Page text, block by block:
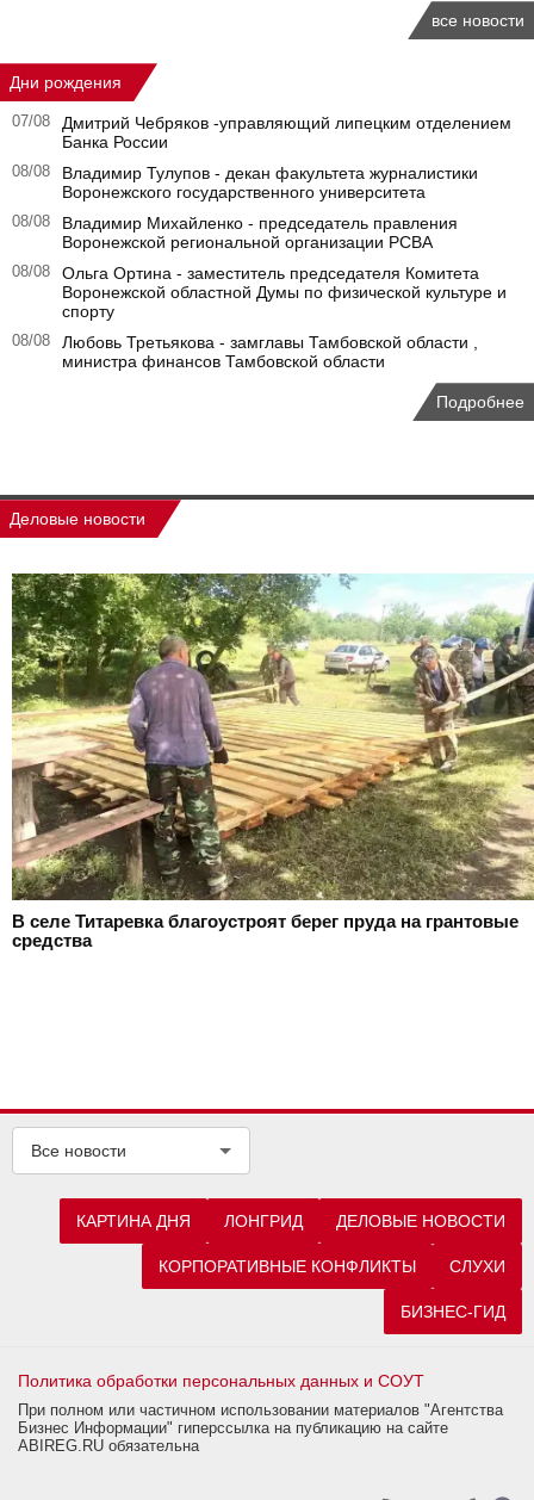
все новости
Дни рождения
07/08
Дмитрий Чебряков -управляющий липецким отделением
Банка России
08/08
Владимир Тулупов - декан факультета журналистики
Воронежского государственного университета
08/08
Владимир Михайленко - председатель правления
Воронежской региональной организации РСВА
08/08
Ольга Ортина - заместитель председателя Комитета
Воронежской областной Думы по физической культуре и
спорту
08/08
Любовь Третьякова - замглавы Тамбовской области ,
министра финансов Тамбовской области
Подробнее
Деловые новости
В селе Титаревка благоустроят берег пруда на грантовые
средства
Все новости
КАРТИНА ДНЯ ЛОНГРИД ДЕЛОВЫЕ НОВОСТИ
КОРПОРАТИВНЫЕ КОНФЛИКТЫ СЛУХИ
БИЗНЕС-ГИД
Политика обработки персональных данных и СОУТ
При полном или частичном использовании материалов "Агентства
Бизнес Информации" гиперссылка на публикацию на сайте
ABIREG.RU обязательна